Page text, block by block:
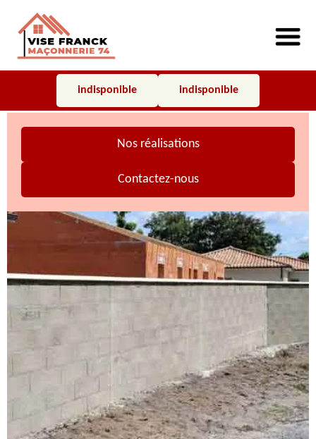
indisponible indisponible
Nos réalisations
Contactez-nous